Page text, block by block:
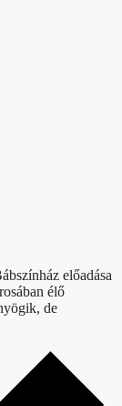
előadása
élő
de